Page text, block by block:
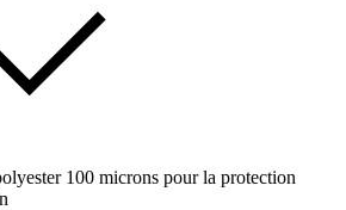
100 microns pour la protection